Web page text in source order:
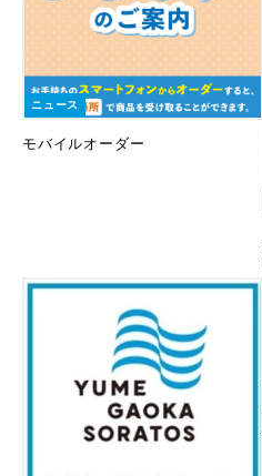
ニュース
モバイルオーダー